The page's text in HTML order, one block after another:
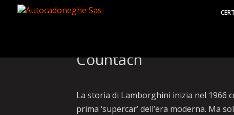
Countach
La storia di Lamborghini inizia nel 1966
prima ‘supercar’ dell’era moderna. Ma